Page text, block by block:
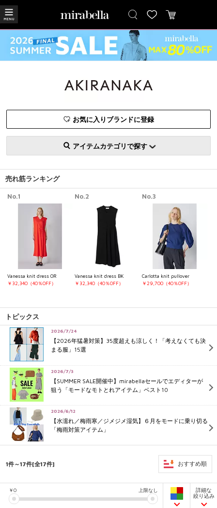
お気に入りブランドに登録
アイテムカテゴリで探す
売れ筋ランキング
No.1
Vanessa knit dress OR
￥32,340（40％OFF）
No.2
Vanessa knit dress BK
￥32,340（40％OFF）
No.3
Carlotta knit pullover
￥29,700（40％OFF）
トピックス
2026/7/24
【2026年猛暑対策】35度超えも涼しく！「考えなくても決
まる服」15選
2026/7/3
【SUMMER SALE開催中】mirabellaセールでエディターが
狙う「モードなモトとれアイテム」ベスト10
2026/6/12
【水濡れ／梅雨寒／ジメジメ湿気】６月をモードに乗り切る
「梅雨対策アイテム」
1件～17件[全17件] おすすめ順
￥0 上限なし
詳細な
絞り込み